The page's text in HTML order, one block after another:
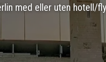
med eller uten hotell/fly